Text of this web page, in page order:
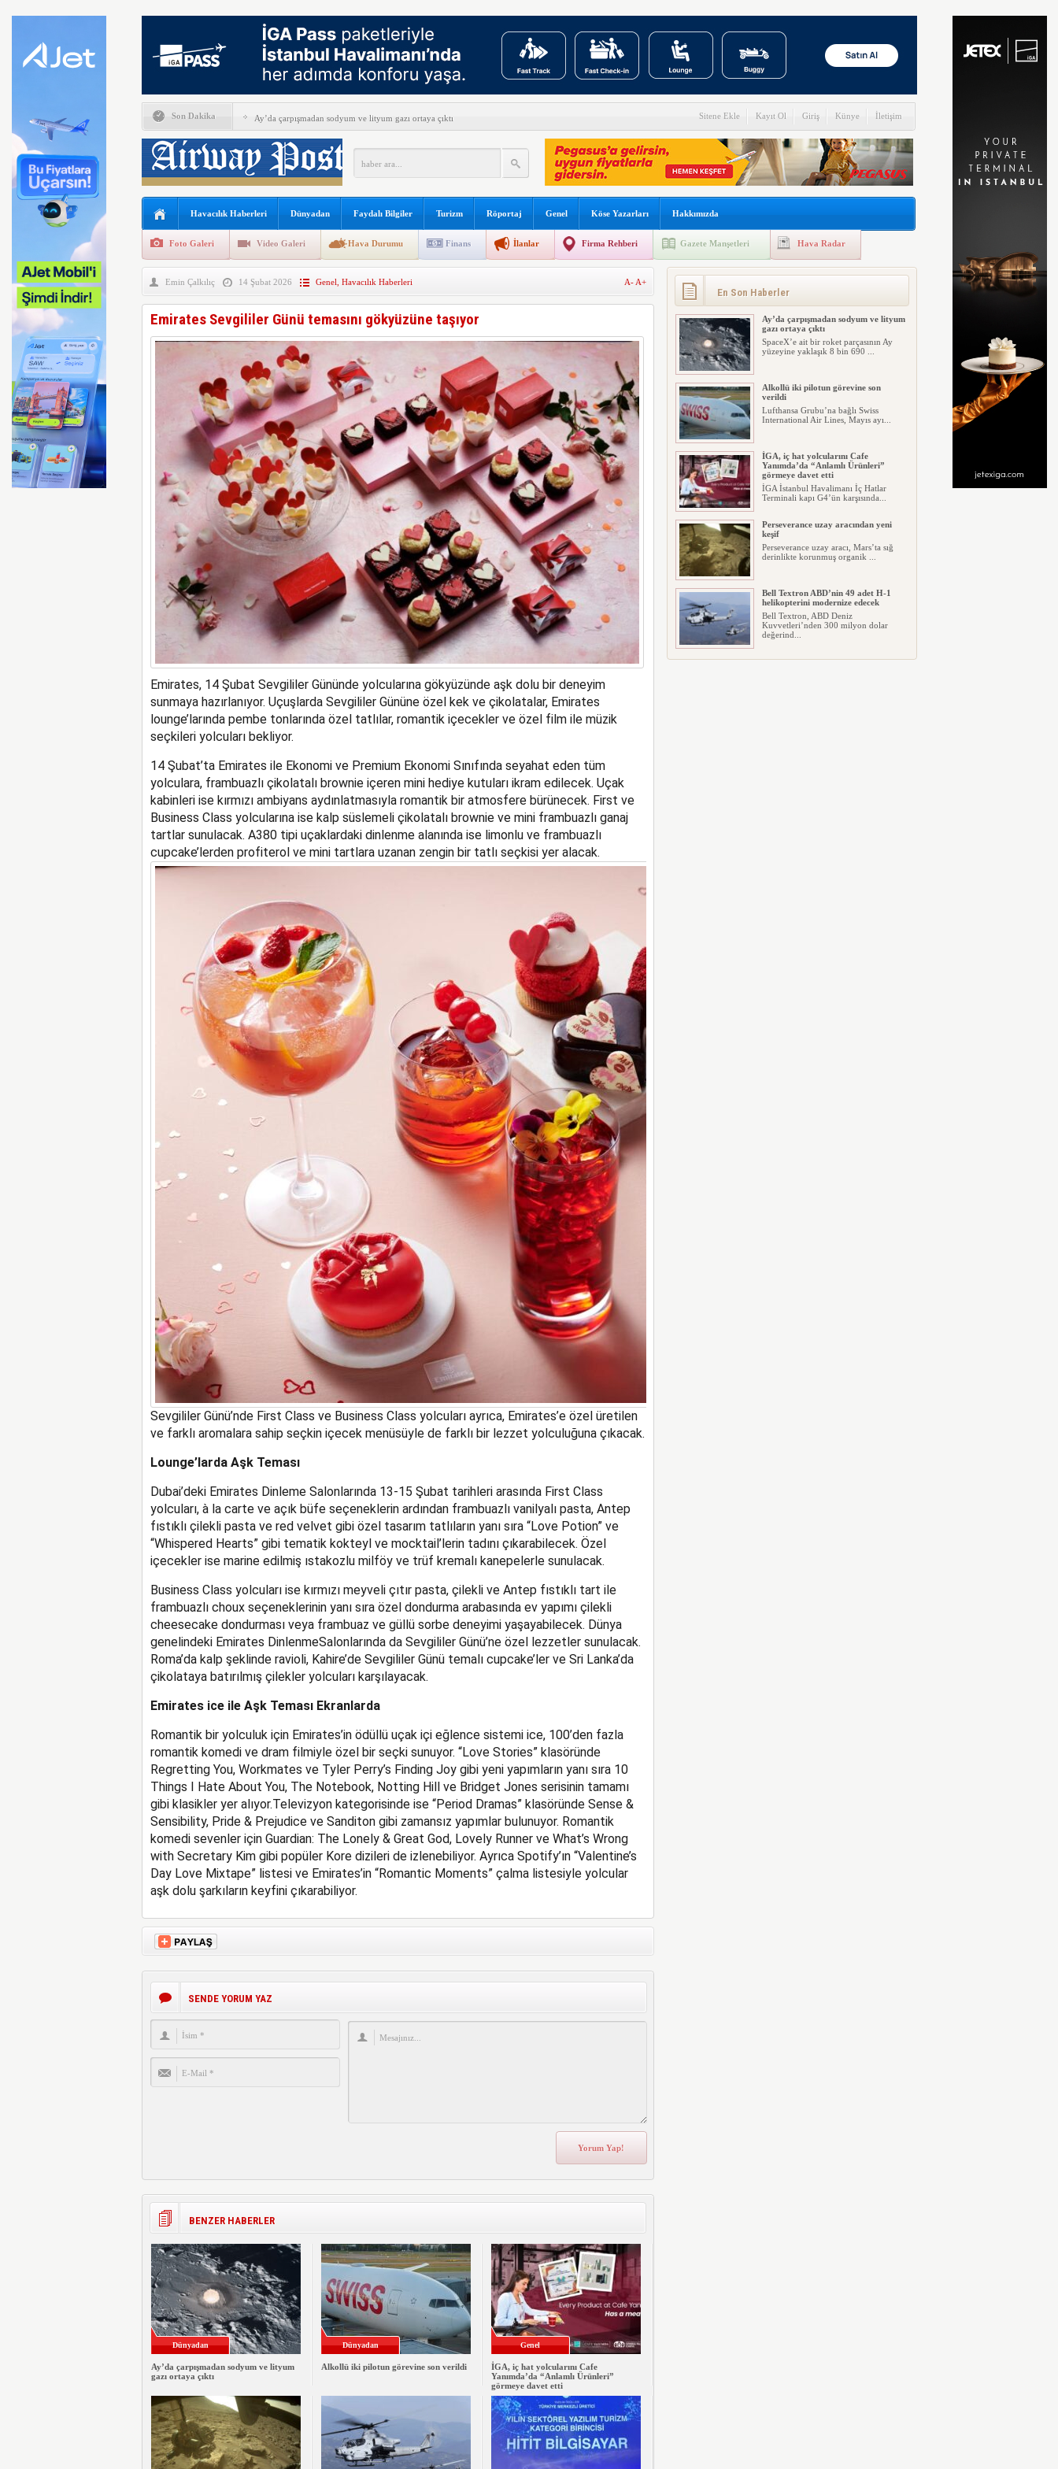
Son Dakika Ay’da çarpışmadan sodyum ve lityum gazı ortaya çıktı
Alkollü iki pilotun görevine son verildi
İGA, iç hat yolcularını Cafe Yanımda’da “Anlamlı Ürünleri” görmeye davet etti
Perseverance uzay aracından yeni keşif
Bell Textron ABD’nin 49 adet H-1 helikopterini modernize edecek
İberia Havayolu 12 Ağustos’ta özel uçuş yapacak
EasyJet kabin memurları greve gidiyor
FAA Marine One helikopterine soruşturma başlattı
Sitene Ekle Kayıt Ol Giriş Künye İletişim
Havacılık Haberleri Dünyadan Faydalı Bilgiler Turizm Röportaj Genel Köse Yazarları Hakkımızda
Foto Galeri Video Galeri Hava Durumu Finans İlanlar Firma Rehberi Gazete Manşetleri Hava Radar
Emin Çalkılıç 14 Şubat 2026 Genel Havacılık Haberleri A- A+
Emirates Sevgililer Günü temasını gökyüzüne taşıyor
Emirates, 14 Şubat Sevgililer Gününde yolcularına gökyüzünde aşk dolu bir deneyim
sunmaya hazırlanıyor. Uçuşlarda Sevgililer Gününe özel kek ve çikolatalar, Emirates
lounge’larında pembe tonlarında özel tatlılar, romantik içecekler ve özel film ile müzik
seçkileri yolcuları bekliyor.
14 Şubat’ta Emirates ile Ekonomi ve Premium Ekonomi Sınıfında seyahat eden tüm
yolculara, frambuazlı çikolatalı brownie içeren mini hediye kutuları ikram edilecek. Uçak
kabinleri ise kırmızı ambiyans aydınlatmasıyla romantik bir atmosfere bürünecek. First ve
Business Class yolcularına ise kalp süslemeli çikolatalı brownie ve mini frambuazlı ganaj
tartlar sunulacak. A380 tipi uçaklardaki dinlenmealanında ise limonlu ve frambuazlı
cupcake’lerden profiterol ve mini tartlara uzanan zengin bir tatlı seçkisi yer alacak.
Sevgililer Günü’nde First Class ve Business Class yolcuları ayrıca, Emirates’e özel üretilen
ve farklı aromalara sahip seçkin içecek menüsüyle de farklı bir lezzet yolculuğuna çıkacak.
Lounge’larda Aşk Teması
Dubai’deki Emirates Dinleme Salonlarında 13-15 Şubat tarihleri arasında First Class
yolcuları, à la carteve açık büfe seçeneklerin ardından frambuazlı vanilyalı pasta, Antep
fıstıklı çilekli pasta ve red velvet gibi özel tasarım tatlıların yanı sıra “Love Potion” ve
“Whispered Hearts” gibi tematik kokteyl ve mocktail’lerin tadını çıkarabilecek. Özel
içecekler ise marine edilmiş ıstakozlu milföy ve trüf kremalı kanepelerle sunulacak.
Business Class yolcularıise kırmızı meyveli çıtır pasta, çilekli ve Antep fıstıklı tart ile
frambuazlı choux seçeneklerinin yanı sıra özel dondurma arabasında ev yapımı çilekli
cheesecake dondurması veya frambuaz ve güllü sorbe deneyimi yaşayabilecek. Dünya
genelindeki Emirates DinlenmeSalonlarında da Sevgililer Günü’ne özel lezzetler sunulacak.
Roma’da kalp şeklinde ravioli, Kahire’de Sevgililer Günü temalı cupcake’ler ve Sri Lanka’da
çikolataya batırılmış çilekler yolcuları karşılayacak.
Emirates iceile Aşk Teması Ekranlarda
Romantik bir yolculuk için Emirates’in ödüllü uçak içi eğlence sistemi ice, 100’den fazla
romantik komedi ve dram filmiyle özel bir seçki sunuyor. “Love Stories” klasöründe
Regretting You, Workmates ve Tyler Perry’s Finding Joy gibi yeni yapımların yanı sıra 10
Things I Hate About You, The Notebook, Notting Hill ve Bridget Jones serisinin tamamı
gibi klasikler yer alıyor.Televizyon kategorisinde ise “Period Dramas” klasöründe Sense &
Sensibility, Pride & Prejudice ve Sanditon gibi zamansız yapımlar bulunuyor. Romantik
komedi sevenler için Guardian: The Lonely & Great God, Lovely Runner ve What’s Wrong
with Secretary Kim gibi popüler Kore dizileri de izlenebiliyor. Ayrıca Spotify’ın “Valentine’s
Day Love Mixtape” listesi ve Emirates’in “Romantic Moments” çalma listesiyle yolcular
aşk dolu şarkıların keyfini çıkarabiliyor.
SENDE YORUM YAZ
BENZER HABERLER
Dünyadan
Ay’da çarpışmadan sodyum ve lityum
gazı ortaya çıktı
Dünyadan
Alkollü iki pilotun görevine son verildi
Genel
İGA, iç hat yolcularını Cafe
Yanımda’da “Anlamlı Ürünleri”
görmeye davet etti
En Son Haberler
Ay’da çarpışmadan sodyum ve lityum
gazı ortaya çıktı
SpaceX’e ait bir roket parçasının Ay
yüzeyine yaklaşık 8 bin 690 ...
Alkollü iki pilotun görevine son
verildi
Lufthansa Grubu’na bağlı Swiss
International Air Lines, Mayıs ayı...
İGA, iç hat yolcularını Cafe
Yanımda’da “Anlamlı Ürünleri”
görmeye davet etti
İGA İstanbul Havalimanı İç Hatlar
Terminali kapı G4’ün karşısında...
Perseverance uzay aracından yeni
keşif
Perseverance uzay aracı, Mars’ta sığ
derinlikte korunmuş organik ...
Bell Textron ABD’nin 49 adet H-1
helikopterini modernize edecek
Bell Textron, ABD Deniz
Kuvvetleri’nden 300 milyon dolar
değerind...
Hitit Bilişim 500’de Sektörel Yazılım